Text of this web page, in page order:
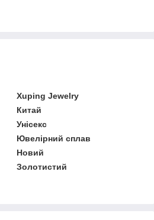
Xuping Jewelry
Китай
Унісекс
Ювелірний сплав
Новий
Золотистий